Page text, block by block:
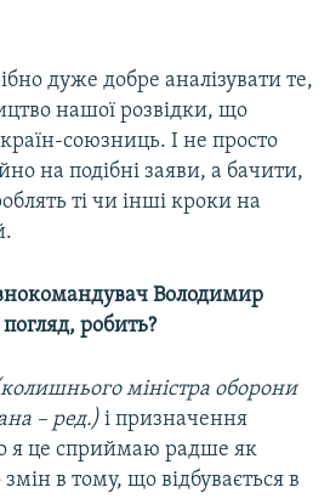
дуже добре аналізувати те,
нашої розвідки, що
союзниць. І не просто
на подібні заяви, а бачити,
ті чи інші кроки на
Володимир
робить?
міністра оборони
– ред.) і призначення
я це сприймаю радше як
в тому, що відбувається в